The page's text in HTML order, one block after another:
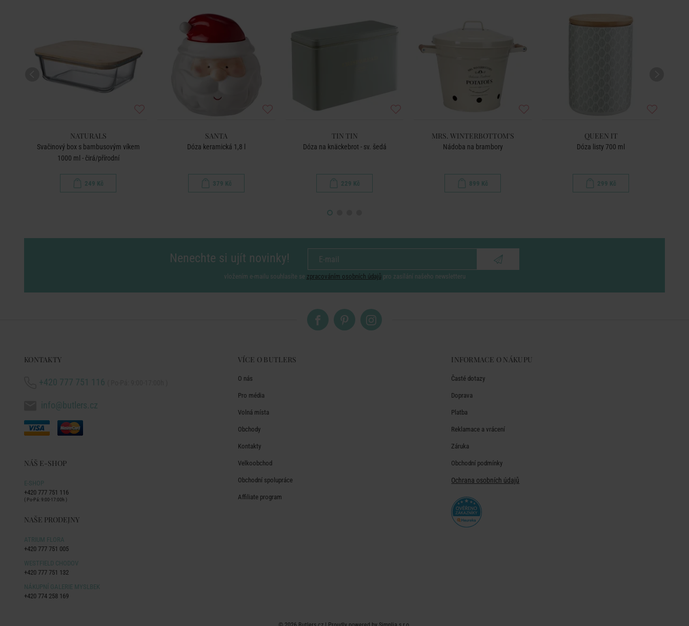
NATURALS
Svačinový box s bambusovým víkem
1000 ml - čirá/přírodní
249 Kč
SANTA
Dóza keramická 1,8 l
379 Kč
TIN TIN
Dóza na knäckebrot - sv. šedá
229 Kč
MRS. WINTERBOTTOM'S
Nádoba na brambory
899 Kč
QUEEN IT
Dóza listy 700 ml
299 Kč
Nenechte si ujít novinky!
vložením e-mailu souhlasíte se zpracováním osobních údajů pro zasílání našeho newsletteru
KONTAKTY
+420 777 751 116
info@butlers.cz
NÁŠ E-SHOP
E-SHOP
+420 777 751 116
( Po-Pá: 9:00-17:00h )
NAŠE PRODEJNY
ATRIUM FLORA
+420 777 751 005
WESTFIELD CHODOV
+420 777 751 132
NÁKUPNÍ GALERIE MYSLBEK
+420 774 258 169
VÍCE O BUTLERS
O nás
Pro média
Volná místa
Obchody
Kontakty
Velkoobchod
Obchodní spolupráce
Affiliate program
INFORMACE O NÁKUPU
Časté dotazy
Doprava
Platba
Reklamace a vrácení
Záruka
Obchodní podmínky
Ochrana osobních údajů